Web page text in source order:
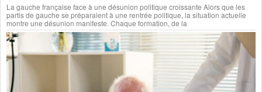
La gauche française face à une désunion politique croissante Alors que les
partis de gauche se préparaient à une rentrée politique, la situation actuelle
montre une désunion manifeste. Chaque formation, de la